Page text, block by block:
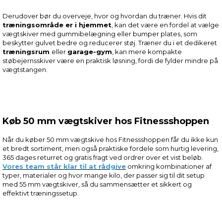
Derudover bør du overveje, hvor og hvordan du træner. Hvis dit
træningsområde er i hjemmet , kan det være en fordel at vælge
vægtskiver med gummibelægning eller bumper plates, som
beskytter gulvet bedre og reducerer støj. Træner du i et dedikeret
træningsrum eller garage-gym , kan mere kompakte
støbejernsskiver være en praktisk løsning, fordi de fylder mindre på
vægtstangen.
Køb 50 mm vægtskiver hos Fitnessshoppen
Når du køber 50 mm vægtskive hos Fitnessshoppen får du ikke kun
et bredt sortiment, men også praktiske fordele som hurtig levering,
365 dages returret og gratis fragt ved ordrer over et vist beløb.
Vores team står klar til at rådgive omkring kombinationer af
typer, materialer og hvor mange kilo, der passer sig til dit setup
med 55 mm vægtskiver, så du sammensætter et sikkert og
effektivt træningssetup.